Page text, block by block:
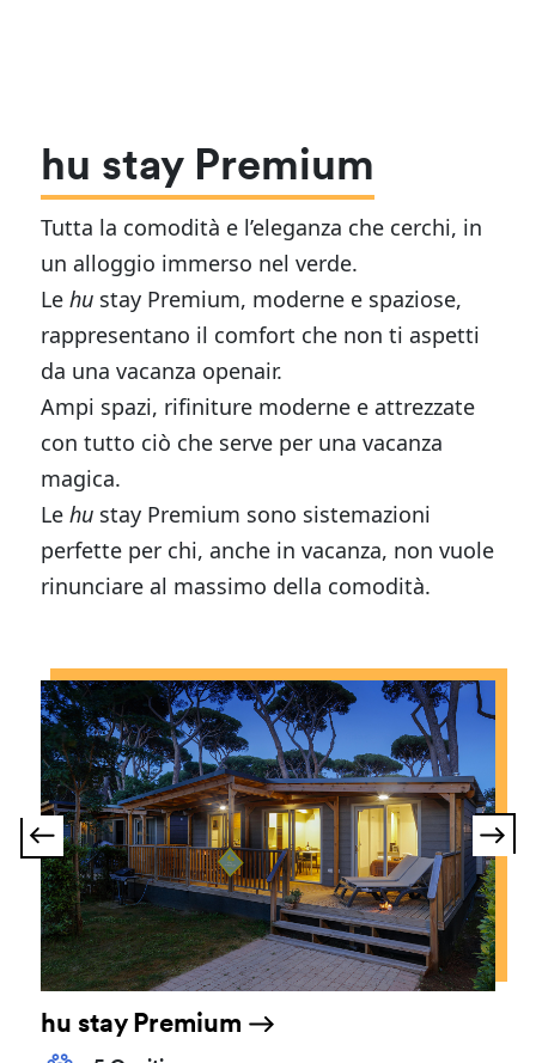
hu stay Premium
Tutta la comodità e l’eleganza che cerchi, in
un alloggio immerso nel verde.
Lehu stay Premium, moderne e spaziose,
rappresentano il comfort che non ti aspetti
da una vacanza openair.
Ampi spazi, rifiniture moderne e attrezzate
con tutto ciò che serve per una vacanza
magica.
Lehu stay Premium sono sistemazioni
perfette per chi, anche in vacanza, non vuole
rinunciare al massimo della comodità.
hu stay Premium